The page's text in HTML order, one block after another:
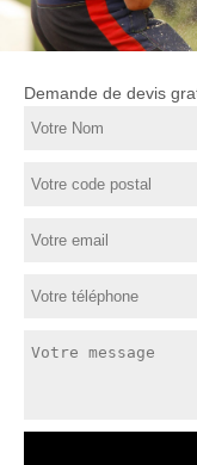
Demande de devis